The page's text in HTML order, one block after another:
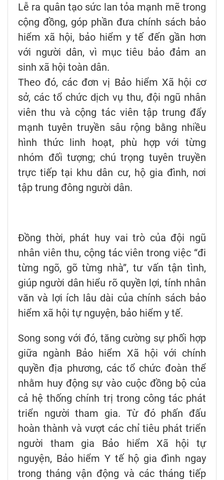
Lễ ra quân tạo sức lan tỏa mạnh mẽ trong
cộng đồng, góp phần đưa chính sách bảo
hiểm xã hội, bảo hiểm y tế đến gần hơn
với người dân, vì mục tiêu bảo đảm an
sinh xã hội toàn dân.
Theo đó, các đơn vị Bảo hiểm Xã hội cơ
sở, các tổ chức dịch vụ thu, đội ngũ nhân
viên thu và cộng tác viên tập trung đẩy
mạnh tuyên truyền sâu rộng bằng nhiều
hình thức linh hoạt, phù hợp với từng
nhóm đối tượng; chú trọng tuyên truyền
trực tiếp tại khu dân cư, hộ gia đình, nơi
tập trung đông người dân.
Đồng thời, phát huy vai trò của đội ngũ
nhân viên thu, cộng tác viên trong việc “đi
từng ngõ, gõ từng nhà”, tư vấn tận tình,
giúp người dân hiểu rõ quyền lợi, tính nhân
văn và lợi ích lâu dài của chính sách bảo
hiểm xã hội tự nguyện, bảo hiểm y tế.
Song song với đó, tăng cường sự phối hợp
giữa ngành Bảo hiểm Xã hội với chính
quyền địa phương, các tổ chức đoàn thể
nhằm huy động sự vào cuộc đồng bộ của
cả hệ thống chính trị trong công tác phát
triển người tham gia. Từ đó phấn đấu
hoàn thành và vượt các chỉ tiêu phát triển
người tham gia Bảo hiểm Xã hội tự
nguyện, Bảo hiểm Y tế hộ gia đình ngay
trong tháng vận động và các tháng tiếp